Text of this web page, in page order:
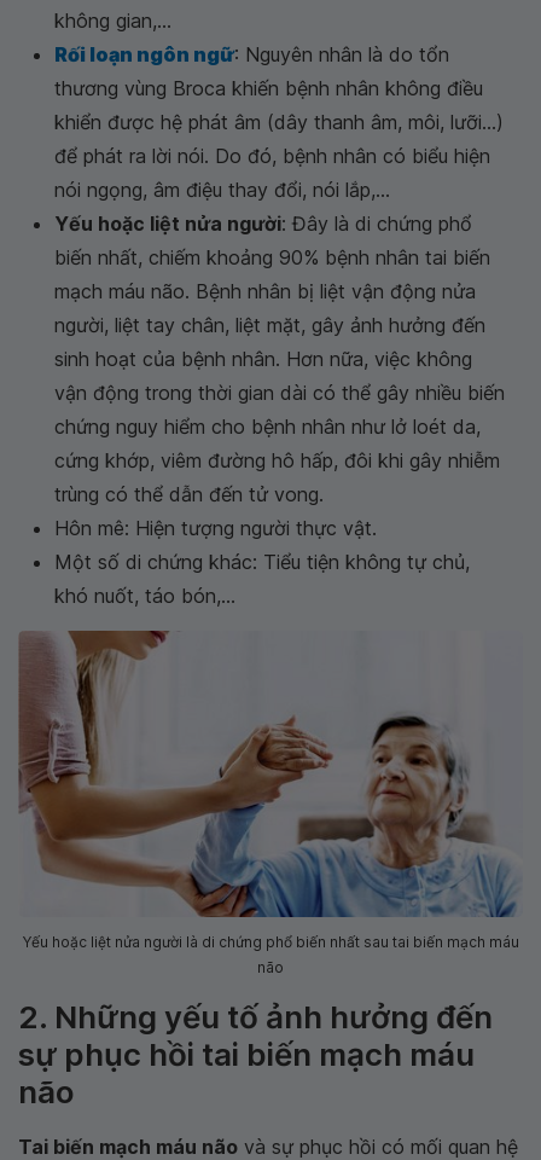
không gian,...
Rối loạn ngôn ngữ: Nguyên nhân là do tổn
thương vùng Broca khiến bệnh nhân không điều
khiển được hệ phát âm (dây thanh âm, môi, lưỡi...)
để phát ra lời nói. Do đó, bệnh nhân có biểu hiện
nói ngọng, âm điệu thay đổi, nói lắp,...
Yếu hoặc liệt nửa người: Đây là di chứng phổ
biến nhất, chiếm khoảng 90% bệnh nhân tai biến
mạch máu não. Bệnh nhân bị liệt vận động nửa
người, liệt tay chân, liệt mặt, gây ảnh hưởng đến
sinh hoạt của bệnh nhân. Hơn nữa, việc không
vận động trong thời gian dài có thể gây nhiều biến
chứng nguy hiểm cho bệnh nhân như lở loét da,
cứng khớp, viêm đường hô hấp, đôi khi gây nhiễm
trùng có thể dẫn đến tử vong.
Hôn mê: Hiện tượng người thực vật.
Một số di chứng khác: Tiểu tiện không tự chủ,
khó nuốt, táo bón,...
Yếu hoặc liệt nửa người là di chứng phổ biến nhất sau tai biến mạch máu
não
2. Những yếu tố ảnh hưởng đến
sự phục hồi tai biến mạch máu
não
Tai biến mạch máu não và sự phục hồi có mối quan hệ